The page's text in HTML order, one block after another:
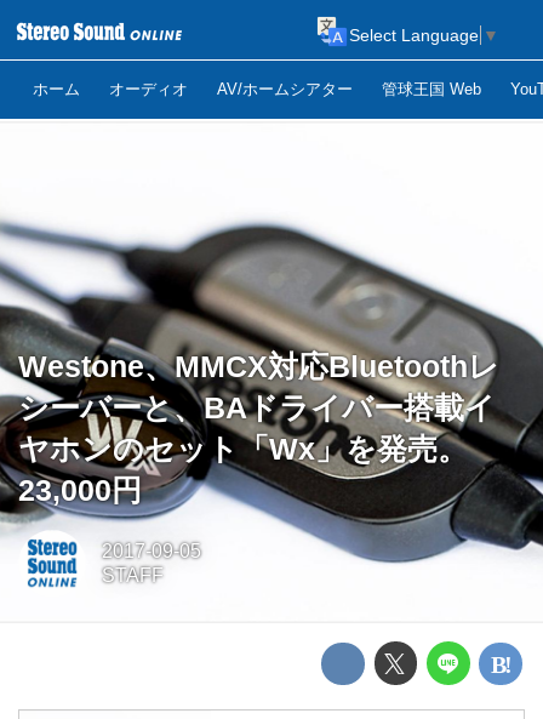
ホーム オーディオ AV/ホームシアター 管球王国 Web
Select Language ▼
Westone、MMCX対応Bluetoothレ
シーバーと、BAドライバー搭載イ
ヤホンのセット「Wx」を発売。
23,000円
2017-09-05
STAFF